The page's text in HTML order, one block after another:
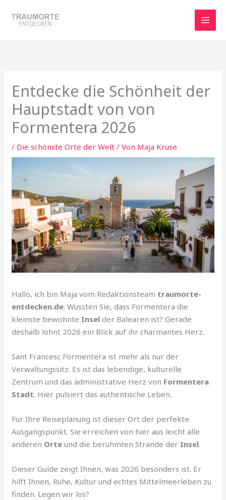
Inhalt
Entdecke die Schönheit der
Hauptstadt von von
Formentera 2026
/ Die schönste Orte der Welt / Von Maja Kruse
Hallo, ich bin Maja vom Redaktionsteam traumorte-
entdecken.de. Wussten Sie, dass Formentera die
kleinste bewohnte Insel der Balearen ist? Gerade
deshalb lohnt 2026 ein Blick auf ihr charmantes Herz.
Sant Francesc Formentera ist mehr als nur der
Verwaltungssitz. Es ist das lebendige, kulturelle
Zentrum und das administrative Herz von Formentera
Stadt. Hier pulsiert das authentische Leben.
Für Ihre Reiseplanung ist dieser Ort der perfekte
Ausgangspunkt. Sie erreichen von hier aus leicht alle
anderen Orte und die berühmten Strände der Insel.
Dieser Guide zeigt Ihnen, was 2026 besonders ist. Er
hilft Ihnen, Ruhe, Kultur und echtes Mittelmeerleben zu
finden. Legen wir los?